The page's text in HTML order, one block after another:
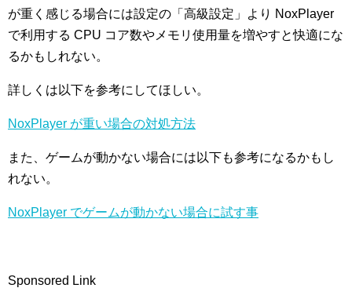
が重く感じる場合には設定の「高級設定」より NoxPlayer
で利用する CPU コア数やメモリ使用量を増やすと快適にな
るかもしれない。
詳しくは以下を参考にしてほしい。
NoxPlayer が重い場合の対処方法
また、ゲームが動かない場合には以下も参考になるかもし
れない。
NoxPlayer でゲームが動かない場合に試す事
Sponsored Link